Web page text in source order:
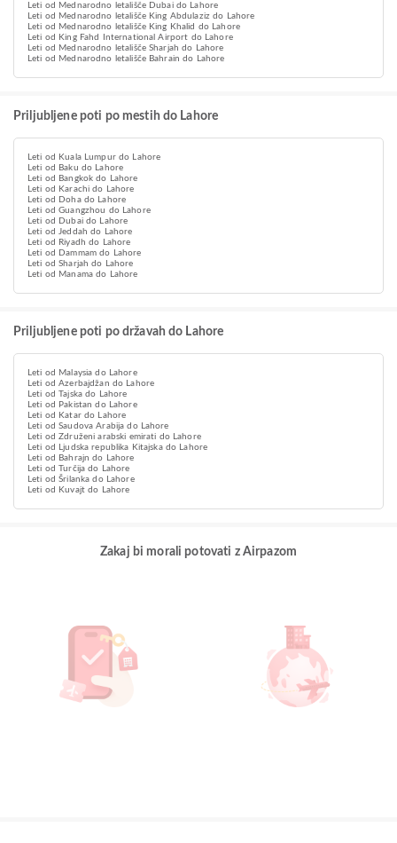
Leti od Mednarodno letališče Dubai do Lahore
Leti od Mednarodno letališče King Abdulaziz do Lahore
Leti od Mednarodno letališče King Khalid do Lahore
Leti od King Fahd International Airport do Lahore
Leti od Mednarodno letališče Sharjah do Lahore
Leti od Mednarodno letališče Bahrain do Lahore
Priljubljene poti po mestih do Lahore
Leti od Kuala Lumpur do Lahore
Leti od Baku do Lahore
Leti od Bangkok do Lahore
Leti od Karachi do Lahore
Leti od Doha do Lahore
Leti od Guangzhou do Lahore
Leti od Dubai do Lahore
Leti od Jeddah do Lahore
Leti od Riyadh do Lahore
Leti od Dammam do Lahore
Leti od Sharjah do Lahore
Leti od Manama do Lahore
Priljubljene poti po državah do Lahore
Leti od Malaysia do Lahore
Leti od Azerbajdžan do Lahore
Leti od Tajska do Lahore
Leti od Pakistan do Lahore
Leti od Katar do Lahore
Leti od Saudova Arabija do Lahore
Leti od Združeni arabski emirati do Lahore
Leti od Ljudska republika Kitajska do Lahore
Leti od Bahrajn do Lahore
Leti od Turčija do Lahore
Leti od Šrilanka do Lahore
Leti od Kuvajt do Lahore
Zakaj bi morali potovati z Airpazom